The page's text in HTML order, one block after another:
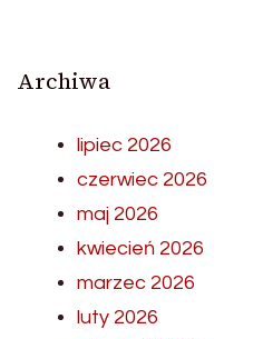
Archiwa
lipiec 2026
czerwiec 2026
maj 2026
kwiecień 2026
marzec 2026
luty 2026